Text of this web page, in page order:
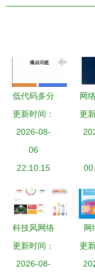
低代码多分
支协同开发
的建设与实
践 保障网
络与信息安
的新路径
更新时间：
2026-08-
06
22:10:15
网
博
系
实
于
息
更
科技风网络
安全软件开
发PPT模板
更新时间：
2026-08-
网
国
人
更